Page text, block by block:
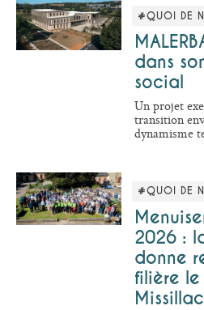
#QUOI DE
dans
social
Un projet
transition
dynamisme
#QUOI DE
2026 :
donne
filière
Missillac